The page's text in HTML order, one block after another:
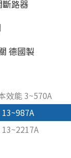
斷路器
德國製
效能 3~570A